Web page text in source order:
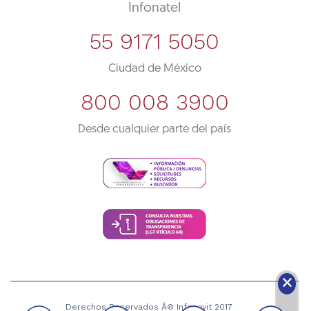
Infonatel
55 9171 5050
Ciudad de México
800 008 3900
Desde cualquier parte del país
Derechos Reservados Â© Infonavit 2017
🗙